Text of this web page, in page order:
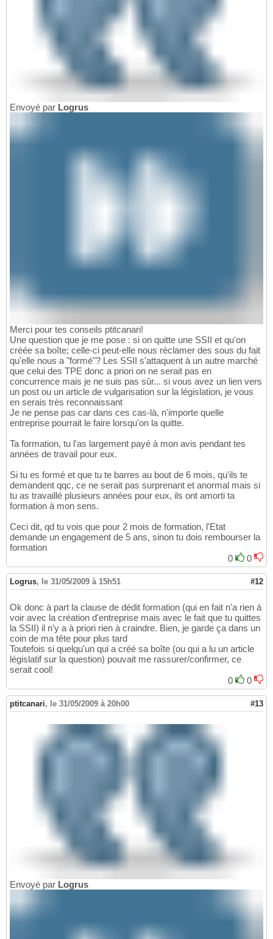
Envoyé par Logrus
Merci pour tes conseils ptitcanari!
Une question que je me pose : si on quitte une SSII et qu'on
créée sa boîte; celle-ci peut-elle nous réclamer des sous du fait
qu'elle nous a "formé"? Les SSII s'attaquent à un autre marché
que celui des TPE donc a priori on ne serait pas en
concurrence mais je ne suis pas sûr... si vous avez un lien vers
un post ou un article de vulgarisation sur la législation, je vous
en serais très reconnaissant
Je ne pense pas car dans ces cas-là, n'importe quelle
entreprise pourrait le faire lorsqu'on la quitte.
Ta formation, tu l'as largement payé à mon avis pendant tes
années de travail pour eux.
Si tu es formé et que tu te barres au bout de 6 mois, qu'ils te
demandent qqc, ce ne serait pas surprenant et anormal mais si
tu as travaillé plusieurs années pour eux, ils ont amorti ta
formation à mon sens.
Ceci dit, qd tu vois que pour 2 mois de formation, l'Etat
demande un engagement de 5 ans, sinon tu dois rembourser la
formation
0
0
Logrus, le 31/05/2009 à 15h51 #12
Ok donc à part la clause de dédit formation (qui en fait n'a rien à
voir avec la création d'entreprise mais avec le fait que tu quittes
la SSII) il n'y a à priori rien à craindre. Bien, je garde ça dans un
coin de ma tête pour plus tard
Toutefois si quelqu'un qui a créé sa boîte (ou qui a lu un article
législatif sur la question) pouvait me rassurer/confirmer, ce
serait cool!
0
0
ptitcanari, le 31/05/2009 à 20h00 #13
Envoyé par Logrus